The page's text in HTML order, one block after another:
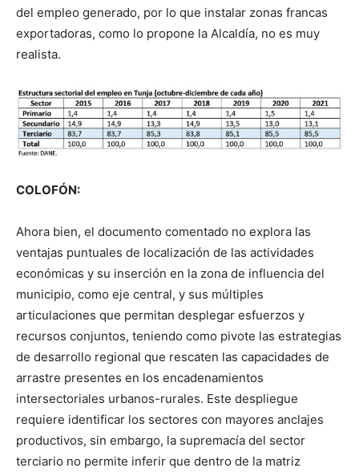
del empleo generado, por lo que instalar zonas francas
exportadoras, como lo propone la Alcaldía, no es muy
realista.
COLOFÓN:
Ahora bien, el documento comentado no explora las
ventajas puntuales de localización de las actividades
económicas y su inserción en la zona de influencia del
municipio, como eje central, y sus múltiples
articulaciones que permitan desplegar esfuerzos y
recursos conjuntos, teniendo como pivote las estrategias
de desarrollo regional que rescaten las capacidades de
arrastre presentes en los encadenamientos
intersectoriales urbanos-rurales. Este despliegue
requiere identificar los sectores con mayores anclajes
productivos, sin embargo, la supremacía del sector
terciario no permite inferir que dentro de la matriz